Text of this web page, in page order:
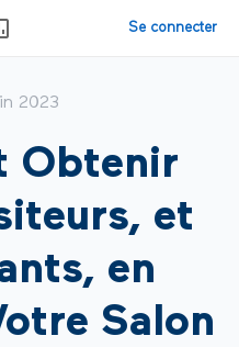
Se connecter
2023
Obtenir
et
en
Salon